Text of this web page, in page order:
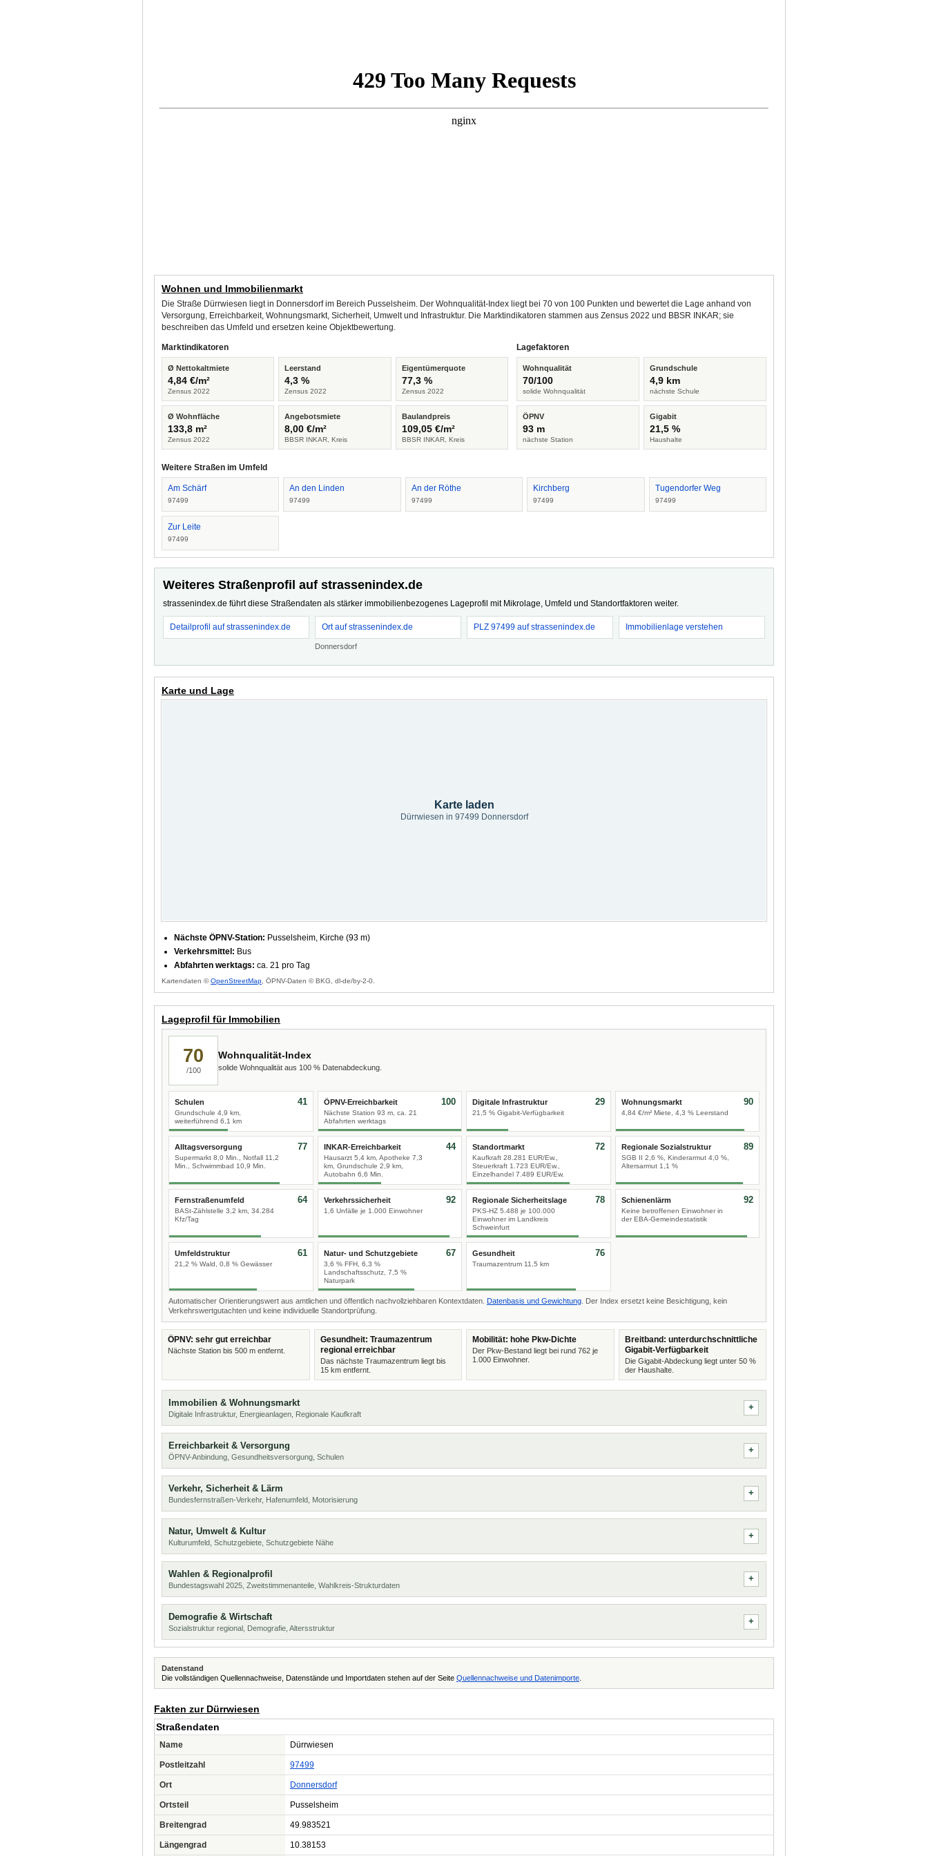
Wohnen und Immobilienmarkt
Die Straße Dürrwiesen liegt in Donnersdorf im Bereich Pusselsheim. Der Wohnqualität-Index liegt bei 70 von 100 Punkten und bewertet die Lage anhand von
Versorgung, Erreichbarkeit, Wohnungsmarkt, Sicherheit, Umwelt und Infrastruktur. Die Marktindikatoren stammen aus Zensus 2022 und BBSR INKAR; sie
beschreiben das Umfeld und ersetzen keine Objektbewertung.
Marktindikatoren
Ø Nettokaltmiete
4,84 €/m²
Zensus 2022
Leerstand
4,3 %
Zensus 2022
Eigentümerquote
77,3 %
Zensus 2022
Ø Wohnfläche
133,8 m²
Zensus 2022
Angebotsmiete
8,00 €/m²
BBSR INKAR, Kreis
Baulandpreis
109,05 €/m²
BBSR INKAR, Kreis
Lagefaktoren
Wohnqualität
70/100
solide Wohnqualität
Grundschule
4,9 km
nächste Schule
ÖPNV
93 m
nächste Station
Gigabit
21,5 %
Haushalte
Weitere Straßen im Umfeld
Am Schärf
97499
An den Linden
97499
An der Röthe
97499
Kirchberg
97499
Tugendorfer Weg
97499
Zur Leite
97499
Weiteres Straßenprofil auf strassenindex.de
strassenindex.de führt diese Straßendaten als stärker immobilienbezogenes Lageprofil mit Mikrolage, Umfeld und Standortfaktoren weiter.
Detailprofil auf strassenindex.de Ort auf strassenindex.de
Donnersdorf
PLZ 97499 auf strassenindex.de Immobilienlage verstehen
Karte und Lage
Karte laden
Dürrwiesen in 97499 Donnersdorf
Nächste ÖPNV-Station: Pusselsheim, Kirche (93 m)
Verkehrsmittel: Bus
Abfahrten werktags: ca. 21 pro Tag
Kartendaten ©OpenStreetMap , ÖPNV-Daten © BKG, dl-de/by-2-0.
Lageprofil für Immobilien
70
/100
Wohnqualität-Index
solide Wohnqualität aus 100 % Datenabdeckung.
Schulen
Grundschule 4,9 km,
weiterführend 6,1 km
41 ÖPNV-Erreichbarkeit
Nächste Station 93 m, ca. 21
Abfahrten werktags
100 Digitale Infrastruktur
21,5 % Gigabit-Verfügbarkeit
29 Wohnungsmarkt
4,84 €/m² Miete, 4,3 % Leerstand
90
Alltagsversorgung
Supermarkt 8,0 Min., Notfall 11,2
Min., Schwimmbad 10,9 Min.
77 INKAR-Erreichbarkeit
Hausarzt 5,4 km, Apotheke 7,3
km, Grundschule 2,9 km,
Autobahn 6,6 Min.
44 Standortmarkt
Kaufkraft 28.281 EUR/Ew.,
Steuerkraft 1.723 EUR/Ew.,
Einzelhandel 7.489 EUR/Ew.
72 Regionale Sozialstruktur
SGB II 2,6 %, Kinderarmut 4,0 %,
Altersarmut 1,1 %
89
Fernstraßenumfeld
BASt-Zählstelle 3,2 km, 34.284
Kfz/Tag
64 Verkehrssicherheit
1,6 Unfälle je 1.000 Einwohner
92 Regionale Sicherheitslage
PKS-HZ 5.488 je 100.000
Einwohner im Landkreis
Schweinfurt
78 Schienenlärm
Keine betroffenen Einwohner in
der EBA-Gemeindestatistik
92
Umfeldstruktur
21,2 % Wald, 0,8 % Gewässer
61 Natur- und Schutzgebiete
3,6 % FFH, 6,3 %
Landschaftsschutz, 7,5 %
Naturpark
67 Gesundheit
Traumazentrum 11,5 km
76
Automatischer Orientierungswert aus amtlichen und öffentlich nachvollziehbaren Kontextdaten. Datenbasis und Gewichtung . Der Index ersetzt keine Besichtigung, kein
Verkehrswertgutachten und keine individuelle Standortprüfung.
ÖPNV: sehr gut erreichbar
Nächste Station bis 500 m entfernt.
Gesundheit: Traumazentrum
regional erreichbar
Das nächste Traumazentrum liegt bis
15 km entfernt.
Mobilität: hohe Pkw-Dichte
Der Pkw-Bestand liegt bei rund 762 je
1.000 Einwohner.
Breitband: unterdurchschnittliche
Gigabit-Verfügbarkeit
Die Gigabit-Abdeckung liegt unter 50 %
der Haushalte.
Immobilien & Wohnungsmarkt
Digitale Infrastruktur, Energieanlagen, Regionale Kaufkraft
Erreichbarkeit & Versorgung
ÖPNV-Anbindung, Gesundheitsversorgung, Schulen
Verkehr, Sicherheit & Lärm
Bundesfernstraßen-Verkehr, Hafenumfeld, Motorisierung
Natur, Umwelt & Kultur
Kulturumfeld, Schutzgebiete, Schutzgebiete Nähe
Wahlen & Regionalprofil
Bundestagswahl 2025, Zweitstimmenanteile, Wahlkreis-Strukturdaten
Demografie & Wirtschaft
Sozialstruktur regional, Demografie, Altersstruktur
Datenstand
Die vollständigen Quellennachweise, Datenstände und Importdaten stehen auf der Seite Quellennachweise und Datenimporte
Fakten zur Dürrwiesen
Straßendaten
Name Dürrwiesen
Postleitzahl 97499
Ort Donnersdorf
Ortsteil Pusselsheim
Breitengrad 49.983521
Längengrad 10.38153